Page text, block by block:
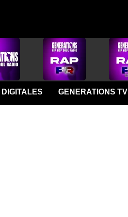
DIGITALES GENERATIONS TV